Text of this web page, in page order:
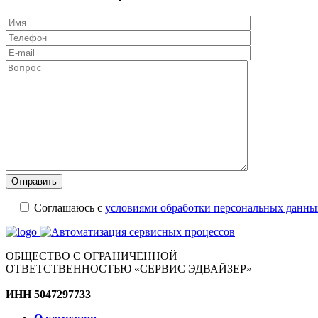
Соглашаюсь с условиями обработки персональных
ОБЩЕСТВО С ОГРАНИЧЕННОЙ
ОТВЕТСТВЕННОСТЬЮ «СЕРВИС ЭДВАЙЗЕР»
ИНН 5047297733